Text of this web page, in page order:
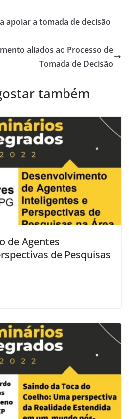
apoiar a tomada de decisão
aliados ao Processo de
Tomada de Decisão
também
de Agentes
de Pesquisas